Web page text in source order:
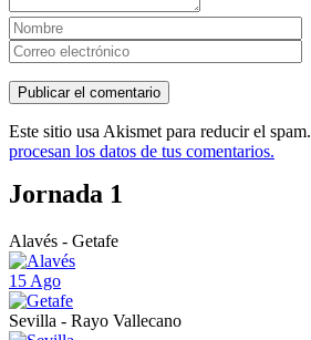
Este sitio usa Akismet para reducir el spam.
procesan los datos de tus comentarios.
Jornada 1
Alavés - Getafe
15 Ago
Sevilla - Rayo Vallecano